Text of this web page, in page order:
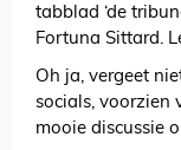
tabblad ‘de
Fortuna Sittard.
Oh ja, vergeet
socials, voorzien
mooie discussie